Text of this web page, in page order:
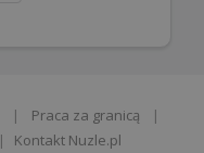
| Praca za granicą
|
| Kontakt Nuzle.pl